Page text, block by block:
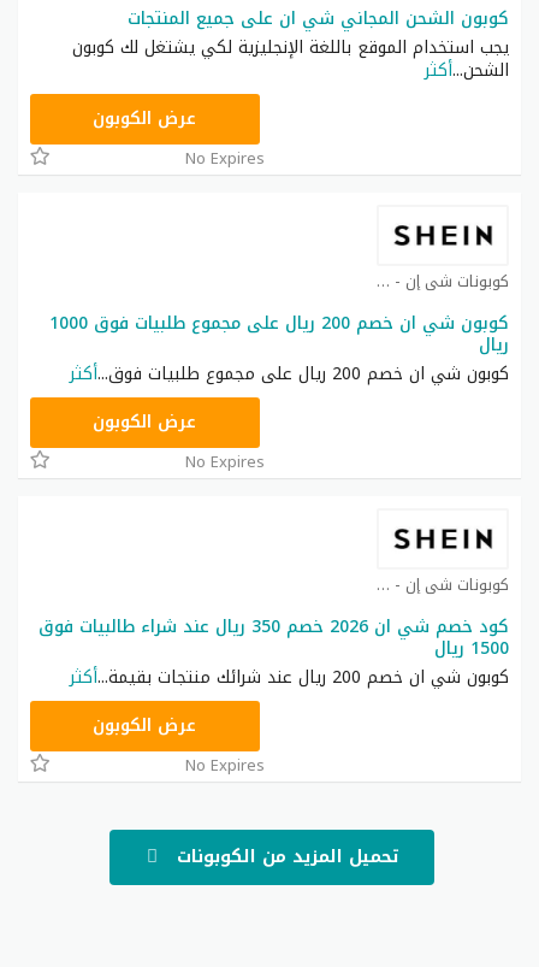
كوبون الشحن المجاني شي ان على جميع المنتجات
يجب استخدام الموقع باللغة الإنجليزية لكي يشتغل لك كوبون
الشحن...أكثر
عرض الكوبون
No Expires
كوبونات شي إن - Shein coupon كوبون
كوبون شي ان خصم 200 ريال على مجموع طلبيات فوق 1000
ريال
كوبون شي ان خصم 200 ريال على مجموع طلبيات فوق
...أكثر
عرض الكوبون
No Expires
كوبونات شي إن - Shein coupon كوبون
كود خصم شي ان 2026 خصم 350 ريال عند شراء طالبيات فوق
1500 ريال
كوبون شي ان خصم 200 ريال عند شرائك منتجات بقيمة
...أكثر
عرض الكوبون
No Expires
تحميل المزيد من الكوبونات